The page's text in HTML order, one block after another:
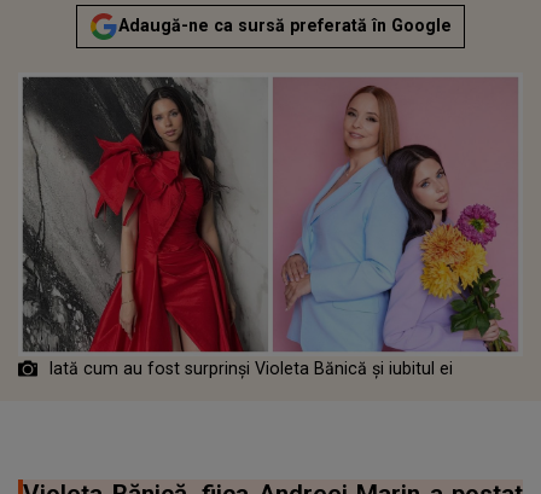
Adaugă-ne ca sursă preferată în Google
Iată cum au fost surprinși Violeta Bănică și iubitul ei